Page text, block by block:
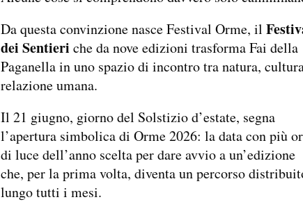
Da questa convinzione nasce Festival Orme, il
dei Sentieri che da nove edizioni trasforma Fai della
Paganella in uno spazio di incontro tra natura,
relazione umana.
Il 21 giugno, giorno del Solstizio d’estate, segna
l’apertura simbolica di Orme 2026: la data con più
di luce dell’anno scelta per dare avvio a un’edizione
che, per la prima volta, diventa un percorso
lungo tutti i mesi.